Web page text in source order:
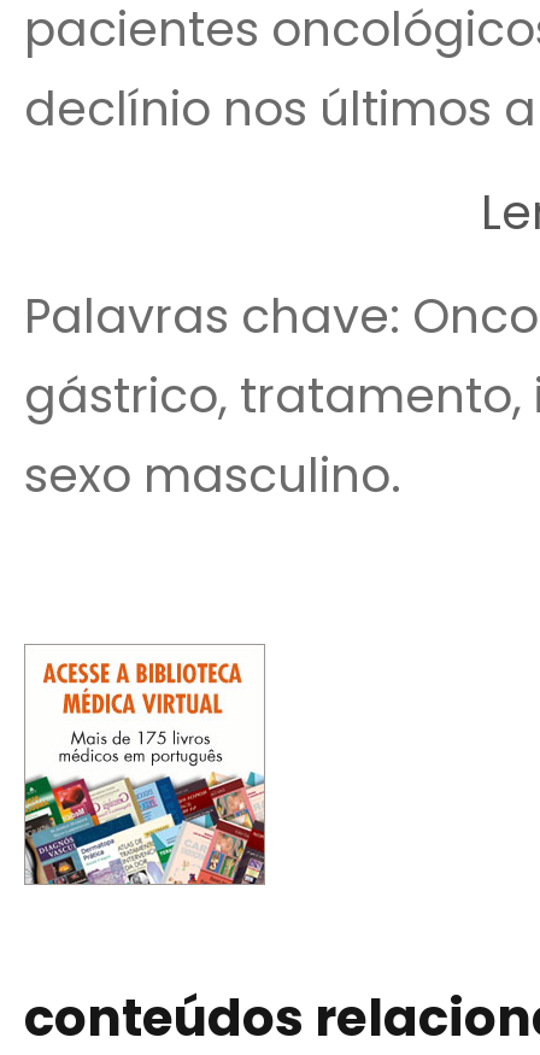
pacientes
declínio nos últimos
Palavras chave:
gástrico,
sexo masculino.
conteúdos